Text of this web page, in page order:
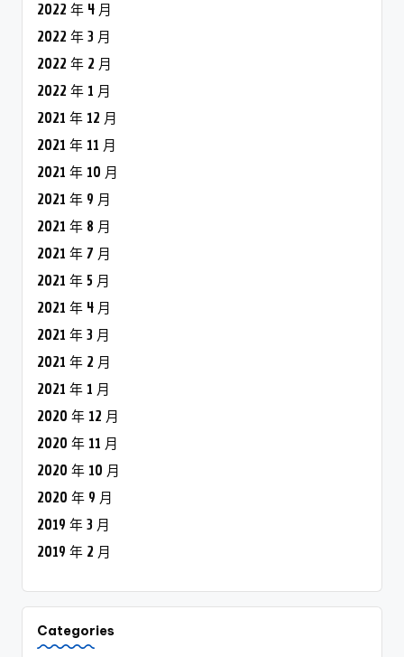
2022 年 4 月
2022 年 3 月
2022 年 2 月
2022 年 1 月
2021 年 12 月
2021 年 11 月
2021 年 10 月
2021 年 9 月
2021 年 8 月
2021 年 7 月
2021 年 5 月
2021 年 4 月
2021 年 3 月
2021 年 2 月
2021 年 1 月
2020 年 12 月
2020 年 11 月
2020 年 10 月
2020 年 9 月
2019 年 3 月
2019 年 2 月
Categories